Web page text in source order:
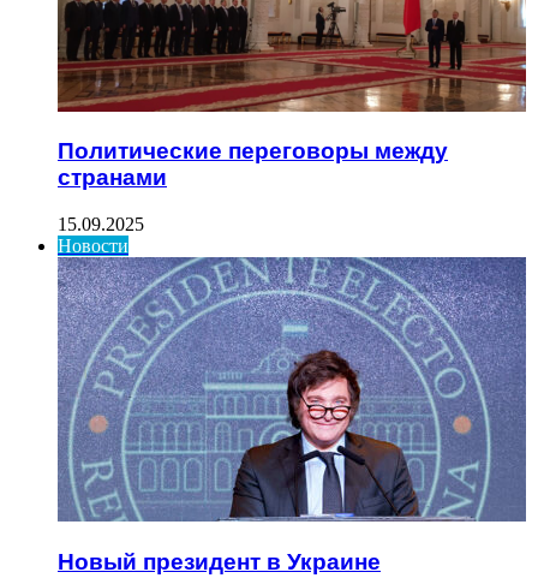
Политические переговоры между
странами
15.09.2025
Новости
Новый президент в Украине